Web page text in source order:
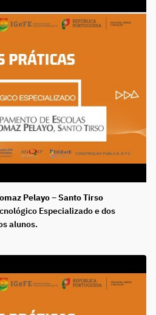
Pelayo – Santo Tirso
Especializado e dos
alunos.